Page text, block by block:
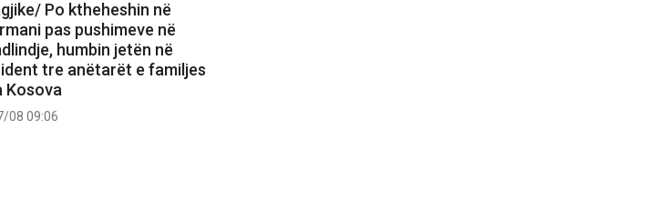
Po ktheheshin në
pas pushimeve në
humbin jetën në
tre anëtarët e familjes
Kosova
08 09:06